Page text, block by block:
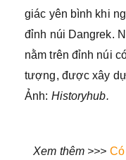
giác yên bình khi
đỉnh núi Dangrek.
nằm trên đỉnh núi
tượng, được xây
Ảnh: Historyhub.
Xem thêm >>>